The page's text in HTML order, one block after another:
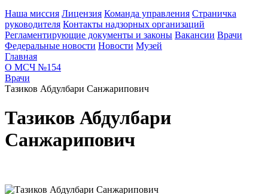
Наша миссия Лицензия Команда управления Страничка
руководителя Контакты надзорных организаций
Регламентирующие документы и законы Вакансии Врачи
Федеральные новости Новости Музей
Главная
О МСЧ №154
Врачи
Тазиков Абдулбари Санжарипович
Тазиков Абдулбари
Санжарипович